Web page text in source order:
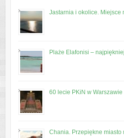
Jastarnia i okolice. Miejsce
Plaże Elafonisi –
60 lecie PKiN w Warszawie
Chania. Przepiękne miasto